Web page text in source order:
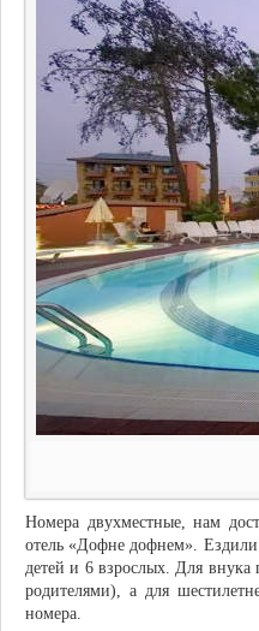
Номера двухместные, нам
отель «Дофне дофнем».
детей и 6 взрослых. Для внука
родителями), а для
номера.